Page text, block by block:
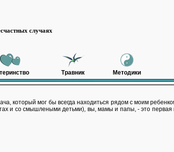
случаях
Травник Методики
который мог бы всегда находиться рядом с моим
и со смышлеными детьми), вы, мамы и папы, - это